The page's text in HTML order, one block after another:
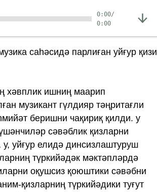
0:00/
0:00
саһәсидә парлиған уйғур қизи
хәвплик ишниң маарип
музикант гүлдияр тәңритағли
беришни чақириқ қилди. у
сәвәблик қизларни
у, уйғур елидә динсизлаштуруш
түркийәдәк мәктәпләрдә
оқушсиз қоюштики сәвәбни
қизларниң түркийәдики туғут